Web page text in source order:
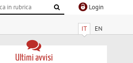
Login
IT EN
Ultimi avvisi